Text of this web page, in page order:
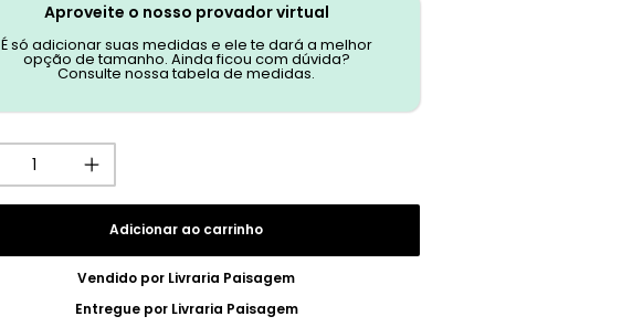
Aproveite o nosso provador virtual
É só adicionar suas medidas e ele te dará a melhor
opção de tamanho. Ainda ficou com dúvida?
Consulte nossa tabela de medidas.
Adicionar ao carrinho
Vendido por Livraria Paisagem
Entregue por Livraria Paisagem